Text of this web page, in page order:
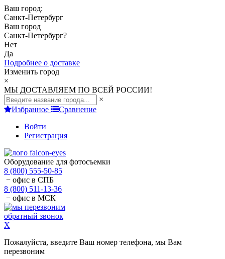
Ваш город:
Санкт-Петербург
Ваш город
Санкт-Петербург?
Нет
Да
Подробнее о доставке
Изменить город
×
МЫ ДОСТАВЛЯЕМ ПО ВСЕЙ РОССИИ!
×
Избранное
Сравнение
Войти
Регистрация
Оборудование для фотосъемки
8 (800) 555-50-85
− офис в СПБ
8 (800) 511-13-36
− офис в МСК
обратный звонок
X
Пожалуйста, введите Ваш номер телефона, мы Вам
перезвоним